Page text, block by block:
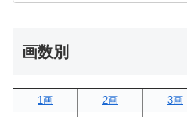
画数別
1画 2画 3画